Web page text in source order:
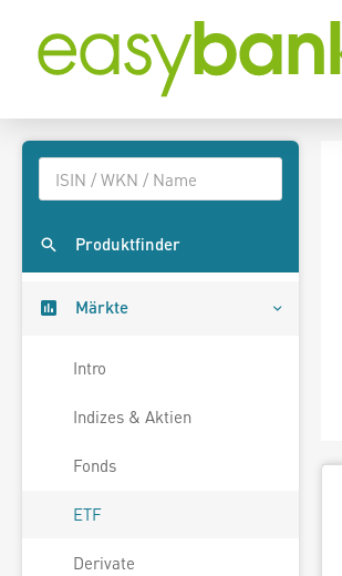
Produktfinder
Märkte
Intro
Indizes & Aktien
Fonds
ETF
Derivate